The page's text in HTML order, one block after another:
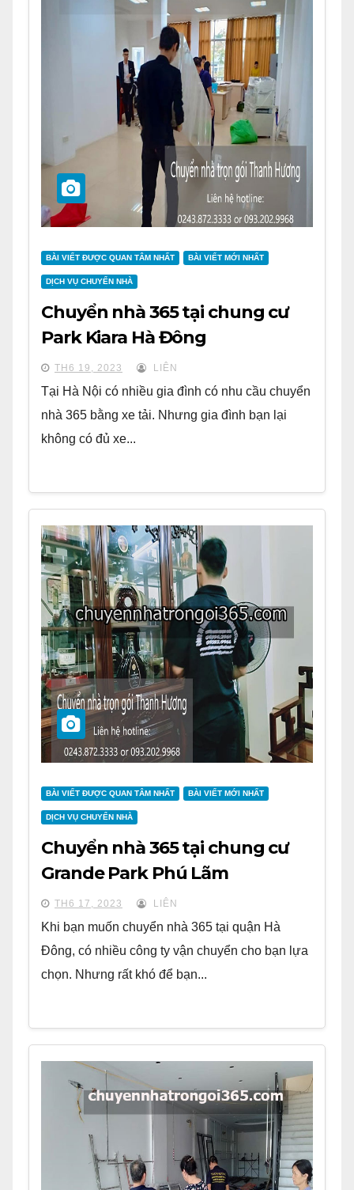
BÀI VIẾT ĐƯỢC QUAN TÂM NHẤT BÀI VIẾT MỚI NHẤT
DỊCH VỤ CHUYỂN NHÀ
Chuyển nhà 365 tại chung cư
Park Kiara Hà Đông
TH6 19, 2023 LIÊN
Tại Hà Nội có nhiều gia đình có nhu cầu chuyển
nhà 365 bằng xe tải. Nhưng gia đình bạn lại
không có đủ xe...
BÀI VIẾT ĐƯỢC QUAN TÂM NHẤT BÀI VIẾT MỚI NHẤT
DỊCH VỤ CHUYỂN NHÀ
Chuyển nhà 365 tại chung cư
Grande Park Phú Lãm
TH6 17, 2023 LIÊN
Khi bạn muốn chuyển nhà 365 tại quận Hà
Đông, có nhiều công ty vận chuyển cho bạn lựa
chọn. Nhưng rất khó để bạn...